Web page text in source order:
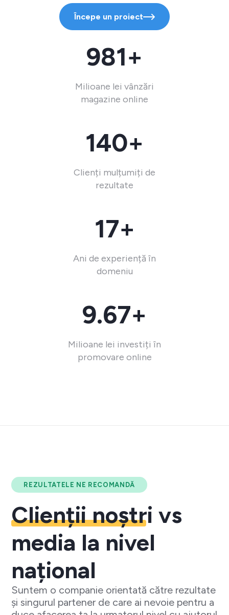
Începe un proiect
981+
Milioane lei vânzări
magazine online
140+
Clienți mulțumiți de
rezultate
17+
Ani de experiență în
domeniu
9.67+
Milioane lei investiți în
promovare online
REZULTATELE NE RECOMANDĂ
Clienții noștri vs
media la nivel
național
Suntem o companie orientată către rezultate
și singurul partener de care ai nevoie pentru a